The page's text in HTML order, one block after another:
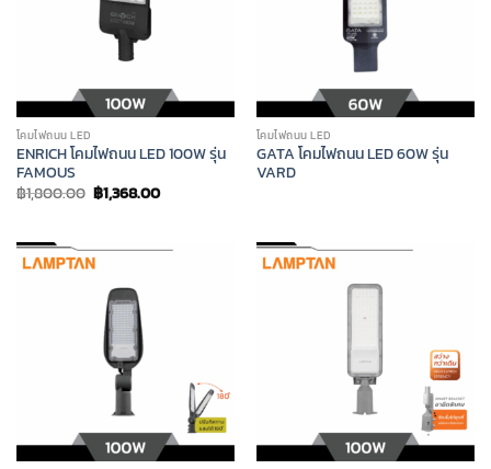
โคมไฟถนน LED
ENRICH โคมไฟถนน LED 100W รุ่น
FAMOUS
฿1,800.00 Original
price
฿1,368.00Current
price
โคมไฟถนน LED
GATA โคมไฟถนน LED 60W รุ่น
VARD